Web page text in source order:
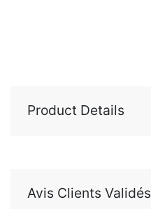
Product Details
Avis Clients Validés